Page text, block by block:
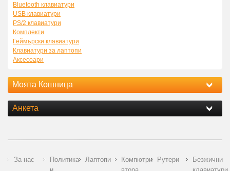
Bluetooth клавиатури
USB клавиатури
PS/2 клавиатури
Комплекти
Геймърски клавиатури
Клавиатури за лаптопи
Аксесоари
Моята Кошница
Анкета
За нас
Политика
Лаптопи
Компютри
Рутери
Безжични